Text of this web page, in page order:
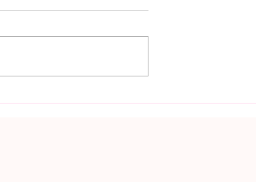
瓶搞
👁️ 眼周逆齡的真實見證：🌷